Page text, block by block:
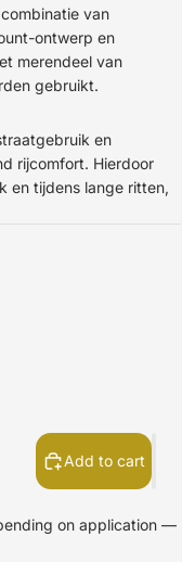
van
ontwerp en
merendeel van
gebruikt.
en
rijcomfort. Hierdoor
en tijdens lange ritten,
Add to cart
on application —